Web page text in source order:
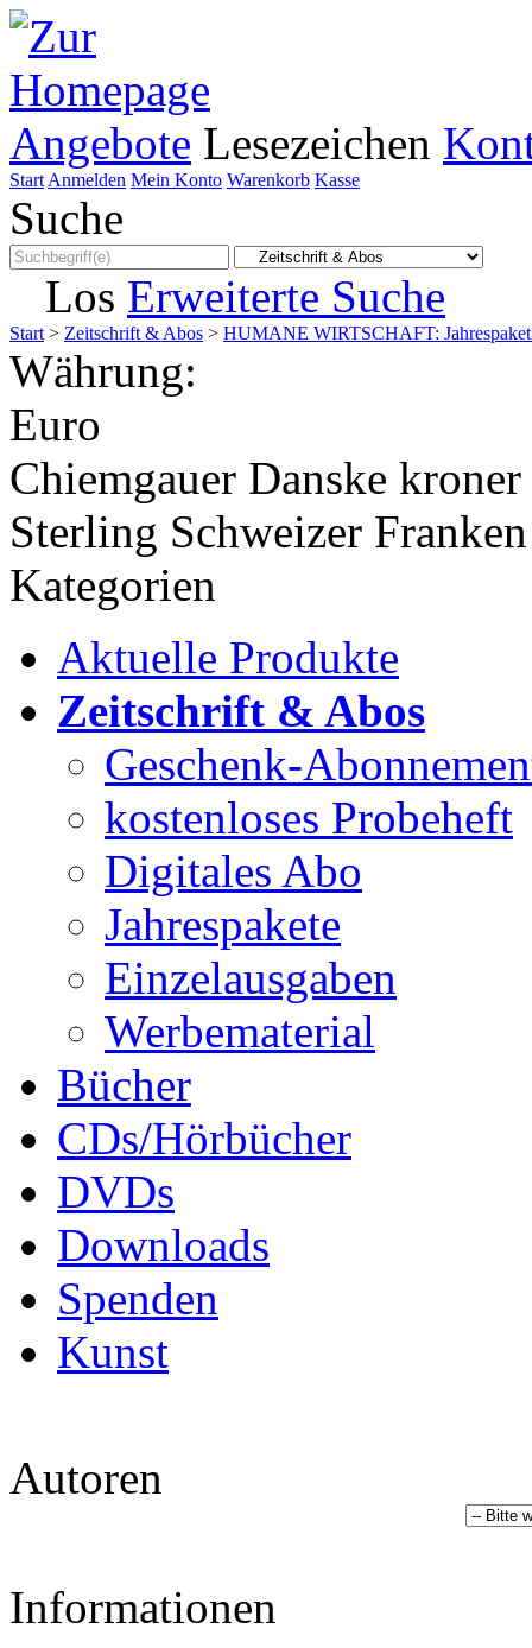
Angebote Lesezeichen
Start Anmelden Mein Konto Warenkorb Kasse
Suche
Los Erweiterte Suche
Start > Zeitschrift & Abos > HUMANE WIRTSCHAFT:
Währung:
Euro
Chiemgauer Danske kroner
Sterling Schweizer Franken
Kategorien
Aktuelle Produkte
Zeitschrift & Abos
Geschenk-
kostenloses Probeheft
Digitales Abo
Jahrespakete
Einzelausgaben
Werbematerial
Bücher
CDs/Hörbücher
DVDs
Downloads
Spenden
Kunst
Autoren
Informationen